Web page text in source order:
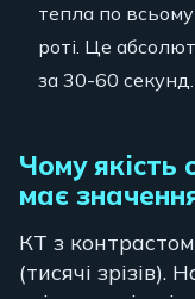
тепла по
роті. Це
за 30-60 секунд.
Чому якість
має
КТ з
(тисячі зрізів).